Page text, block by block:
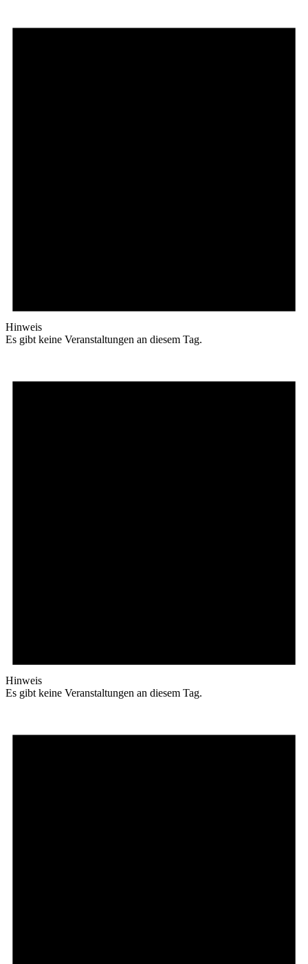
Hinweis
Es gibt keine Veranstaltungen an diesem Tag.
Hinweis
Es gibt keine Veranstaltungen an diesem Tag.